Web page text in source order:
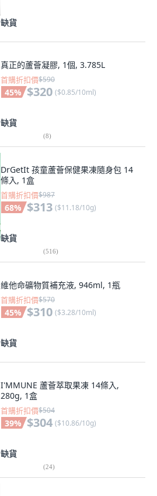
缺貨
真正的蘆薈凝膠, 1個, 3.785L
首購折扣價$590
45% $320 ($0.85/10ml)
缺貨
(8)
DrGetIt 孩童蘆薈保健果凍隨身包 14
條入, 1盒
首購折扣價$987
68% $313 ($11.18/10g)
缺貨
(516)
維他命礦物質補充液, 946ml, 1瓶
首購折扣價$570
45% $310 ($3.28/10ml)
缺貨
I'MMUNE 蘆薈萃取果凍 14條入,
280g, 1盒
首購折扣價$504
39% $304 ($10.86/10g)
缺貨
(24)